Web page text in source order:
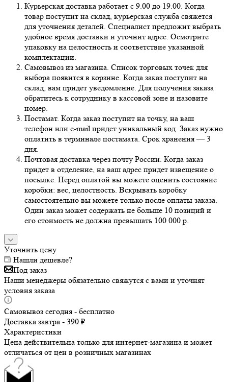
Курьерская доставка работает с 9.00 до 19.00. Когда
товар поступит на склад, курьерская служба свяжется
для уточнения деталей. Специалист предложит выбрать
удобное время доставки и уточнит адрес. Осмотрите
упаковку на целостность и соответствие указанной
комплектации.
Самовывоз из магазина. Список торговых точек для
выбора появится в корзине. Когда заказ поступит на
склад, вам придет уведомление. Для получения заказа
обратитесь к сотруднику в кассовой зоне и назовите
номер.
Постамат. Когда заказ поступит на точку, на ваш
телефон или e-mail придет уникальный код. Заказ нужно
оплатить в терминале постамата. Срок хранения — 3
дня.
Почтовая доставка через почту России. Когда заказ
придет в отделение, на ваш адрес придет извещение о
посылке. Перед оплатой вы можете оценить состояние
коробки: вес, целостность. Вскрывать коробку
самостоятельно вы можете только после оплаты заказа.
Один заказ может содержать не больше 10 позиций и
его стоимость не должна превышать 100 000 р.
Уточнить цену
Нашли дешевле?
Под заказ
Наши менеджеры обязательно свяжутся с вами и уточнят
условия заказа
Самовывоз сегодня - бесплатно
Доставка завтра - 390 ₽
Характеристики
Цена действительна только для интернет-магазина и может
отличаться от цен в розничных магазинах